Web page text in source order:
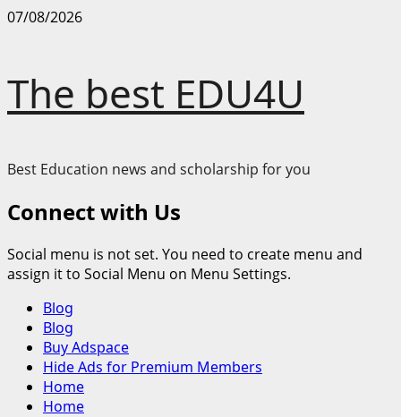
Skip
07/08/2026
The best EDU4U
Best Education news and scholarship for you
Connect with Us
Social menu is not set. You need to create menu and
assign it to Social Menu on Menu Settings.
Primary
Menu
Blog
Blog
Buy Adspace
Hide Ads for Premium Members
Home
Home